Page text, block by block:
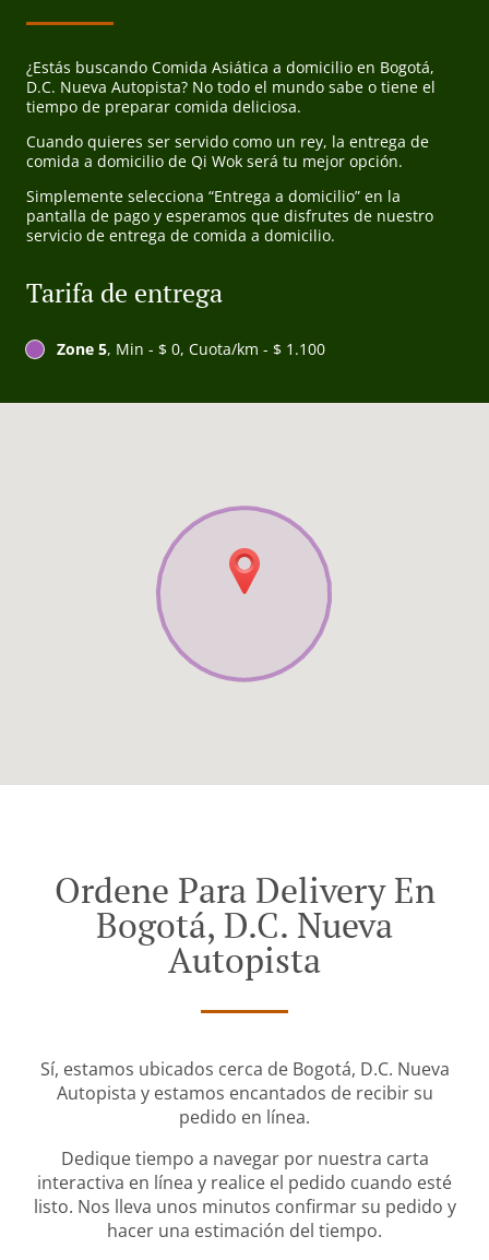
¿Estás buscando Comida Asiática a domicilio en Bogotá,
D.C. Nueva Autopista? No todo el mundo sabe o tiene el
tiempo de preparar comida deliciosa.
Cuando quieres ser servido como un rey, la entrega de
comida a domicilio de Qi Wok será tu mejor opción.
Simplemente selecciona “Entrega a domicilio” en la
pantalla de pago y esperamos que disfrutes de nuestro
servicio de entrega de comida a domicilio.
Tarifa de entrega
Zone 5, Min - $ 0, Cuota/km - $ 1.100
Ordene Para Delivery En
Bogotá, D.C. Nueva
Autopista
Sí, estamos ubicados cerca de Bogotá, D.C. Nueva
Autopista y estamos encantados de recibir su
pedido en línea.
Dedique tiempo a navegar por nuestra carta
interactiva en línea y realice el pedido cuando esté
listo. Nos lleva unos minutos confirmar su pedido y
hacer una estimación del tiempo.